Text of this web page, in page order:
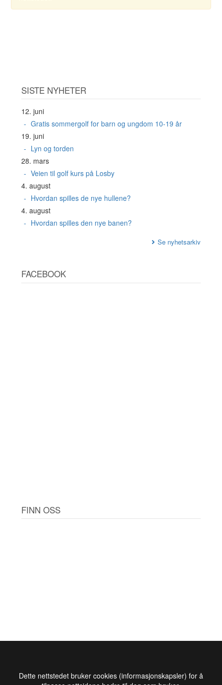
SISTE NYHETER
12. juni
Gratis sommergolf for barn og ungdom 10-19 år
19. juni
Lyn og torden
28. mars
Veien til golf kurs på Losby
4. august
Hvordan spilles de nye hullene?
4. august
Hvordan spilles den nye banen?
Se nyhetsarkiv
FACEBOOK
FINN OSS
Dette nettstedet bruker cookies (informasjonskapsler) for å